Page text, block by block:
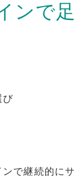
ンで
び
で継続的に